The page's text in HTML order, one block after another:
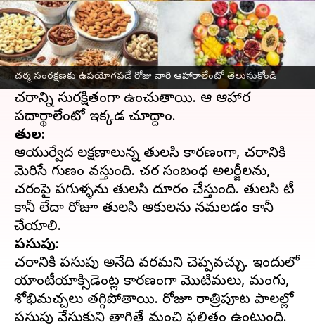
చర్మ సంరక్షణకు ఉపయోగపడే రోజు వారి ఆహారాలేంటో తెలుసుకోండి
ఈ వార్తాకథనం ఏంటి
చర్మంఆరోగ్యంగా కనిపించడానికి, తేమగా ఉండడానికి
రకరకాల పనులు చేస్తుంటారు. కానీ మీకీ విషయం
తెలుసా? మనం తినే రోజు వారి ఆహారాలు మన
చర్మాన్ని సురక్షితంగా ఉంచుతాయి. ఆ ఆహార
తులసి:
ఆయుర్వేద లక్షణాలున్న తులసి కారణంగా, చర్మానికి
మెరిసే గుణం వస్తుంది. చర్మ సంబంధ అలర్జీలను,
చర్మంపై పగుళ్ళను తులసి దూరం చేస్తుంది. తులసి టీ
కానీ లేదా రోజూ తులసి ఆకులను నమలడం కానీ
పసుపు:
చర్మానికి పసుపు అనేది వరమని చెప్పవచ్చు. ఇందులో
యాంటీయాక్సిడెంట్ల కారణంగా మొటిమలు, మంగు,
శోభిమచ్చలు తగ్గిపోతాయి. రోజూ రాత్రిపూట పాలల్లో